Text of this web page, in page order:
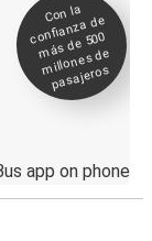
Con la
confianza de
más de 500
millones de
pasajeros